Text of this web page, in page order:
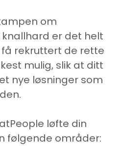
om
er det helt
rekruttert de rette
mulig, slik at ditt
nye løsninger som
løfte din
følgende områder: